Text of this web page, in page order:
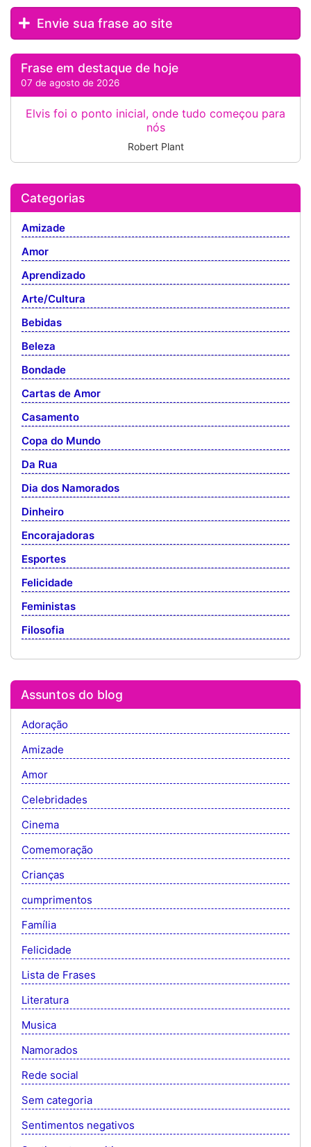
Envie sua frase ao site
Frase em destaque de hoje
07 de agosto de 2026
Elvis foi o ponto inicial, onde tudo começou para
nós
Robert Plant
Categorias
Amizade
Amor
Aprendizado
Arte/Cultura
Bebidas
Beleza
Bondade
Cartas de Amor
Casamento
Copa do Mundo
Da Rua
Dia dos Namorados
Dinheiro
Encorajadoras
Esportes
Felicidade
Feministas
Filosofia
Assuntos do blog
Adoração
Amizade
Amor
Celebridades
Cinema
Comemoração
Crianças
cumprimentos
Família
Felicidade
Lista de Frases
Literatura
Musica
Namorados
Rede social
Sem categoria
Sentimentos negativos